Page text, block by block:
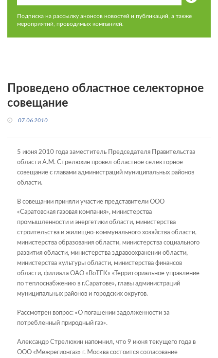
Подписка на рассылку анонсов новостей и публикаций, а также
мероприятий, проводимых компанией.
Проведено областное селекторное
совещание
07.06.2010
5 июня 2010 года заместитель Председателя Правительства
области А.М. Стрелюхин провел областное селекторное
совещание с главами администраций муниципальных районов
области.
В совещании приняли участие представители ООО
«Саратовская газовая компания», министерства
промышленности и энергетики области, министерства
строительства и жилищно-коммунального хозяйства области,
министерства образования области, министерства социального
развития области, министерства здравоохранении области,
министерства культуры области, министерства финансов
области, филиала ОАО «ВоТГК» «Территориальное управление
по теплоснабжению в г.Саратове», главы администраций
муниципальных районов и городских округов.
Рассмотрен вопрос: «О погашении задолженности за
потребленный природный газ».
Александр Стрелюхин напомнил, что 9 июня текущего года в
ООО «Межрегионгаз» г. Москва состоится согласование